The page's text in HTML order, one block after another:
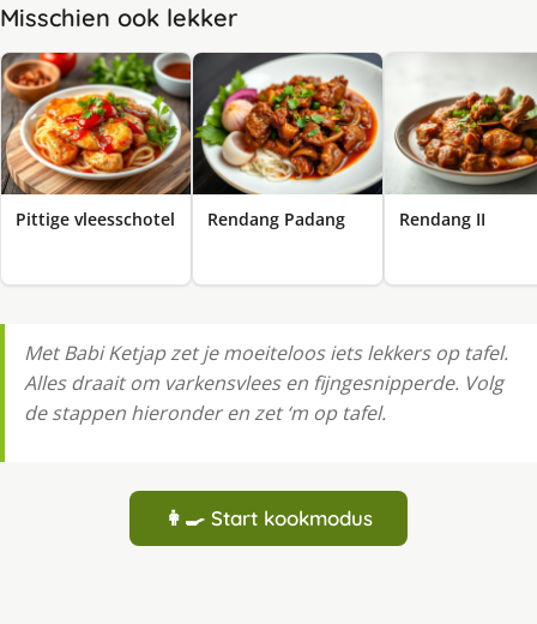
Misschien ook lekker
Pittige vleesschotel Rendang Padang Rendang II
Met Babi Ketjap zet je moeiteloos iets lekkers op tafel.
Alles draait om varkensvlees en fijngesnipperde. Volg
de stappen hieronder en zet ‘m op tafel.
👩‍🍳 Start kookmodus